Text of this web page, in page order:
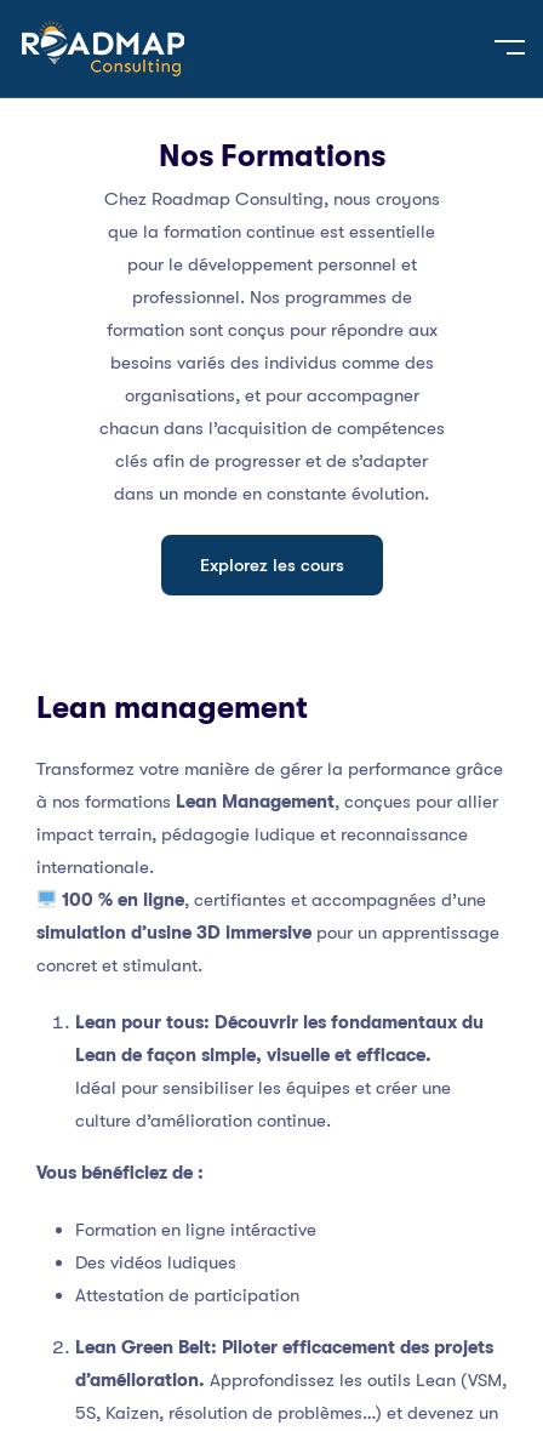
Nos Formations
Chez Roadmap Consulting, nous croyons
que la formation continue est essentielle
pour le développement personnel et
professionnel. Nos programmes de
formation sont conçus pour répondre aux
besoins variés des individus comme des
organisations, et pour accompagner
chacun dans l’acquisition de compétences
clés afin de progresser et de s’adapter
dans un monde en constante évolution.
Explorez les cours
Lean management
Transformez votre manière de gérer la performance grâce
à nos formations Lean Management, conçues pour allier
impact terrain, pédagogie ludique et reconnaissance
internationale.
100 % en ligne, certifiantes et accompagnées d’une
simulation d’usine 3D immersive pour un apprentissage
concret et stimulant.
Lean pour tous: Découvrir les fondamentaux du
Lean de façon simple, visuelle et efficace.
Idéal pour sensibiliser les équipes et créer une
culture d’amélioration continue.
Vous bénéficiez de :
Formation en ligne intéractive
Des vidéos ludiques
Attestation de participation
Lean Green Belt: Piloter efficacement des projets
d’amélioration. Approfondissez les outils Lean (VSM,
5S, Kaizen, résolution de problèmes…) et devenez un